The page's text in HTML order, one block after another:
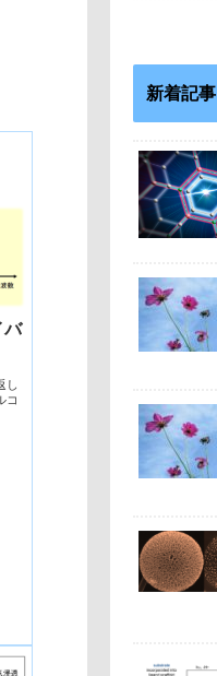
バ
し
コ
新着記事